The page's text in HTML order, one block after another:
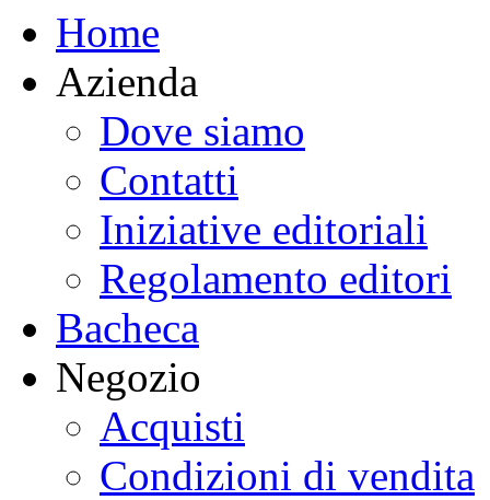
Home
Azienda
Dove siamo
Contatti
Iniziative editoriali
Regolamento editori
Bacheca
Negozio
Acquisti
Condizioni di vendita